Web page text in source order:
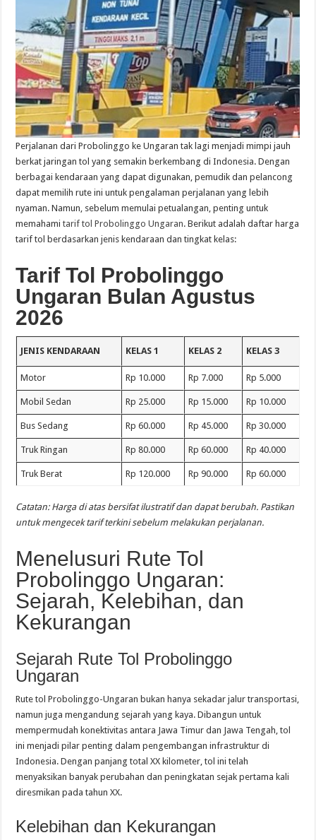
Perjalanan dari Probolinggo ke Ungaran tak lagi menjadi mimpi jauh
berkat jaringan tol yang semakin berkembang di Indonesia. Dengan
berbagai kendaraan yang dapat digunakan, pemudik dan pelancong
dapat memilih rute ini untuk pengalaman perjalanan yang lebih
nyaman. Namun, sebelum memulai petualangan, penting untuk
memahamitarif tol Probolinggo Ungaran. Berikut adalah daftar harga
tarif tol berdasarkan jenis kendaraan dan tingkat kelas:
Tarif Tol Probolinggo
Ungaran Bulan Agustus
2026
JENIS KENDARAAN KELAS 1 KELAS 2 KELAS 3
Motor Rp 10.000 Rp 7.000 Rp 5.000
Mobil Sedan Rp 25.000 Rp 15.000 Rp 10.000
Bus Sedang Rp 60.000 Rp 45.000 Rp 30.000
Truk Ringan Rp 80.000 Rp 60.000 Rp 40.000
Truk Berat Rp 120.000 Rp 90.000 Rp 60.000
Catatan: Harga di atas bersifat ilustratif dan dapat berubah. Pastikan
untuk mengecek tarif terkini sebelum melakukan perjalanan.
Menelusuri Rute Tol
Probolinggo Ungaran:
Sejarah, Kelebihan, dan
Kekurangan
Sejarah Rute Tol Probolinggo
Ungaran
Rute tol Probolinggo-Ungaran bukan hanya sekadar jalur transportasi,
namun juga mengandung sejarah yang kaya. Dibangun untuk
mempermudah konektivitas antara Jawa Timur dan Jawa Tengah, tol
ini menjadi pilar penting dalam pengembangan infrastruktur di
Indonesia. Dengan panjang total XX kilometer, tol ini telah
menyaksikan banyak perubahan dan peningkatan sejak pertama kali
diresmikan pada tahun XX.
Kelebihan dan Kekurangan